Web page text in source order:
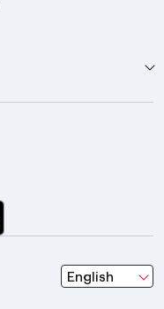
English
seleziona una